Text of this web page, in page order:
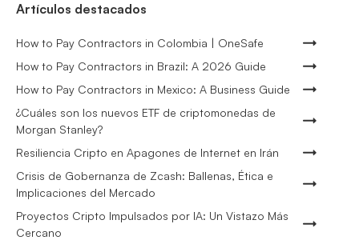
Artículos destacados
How to Pay Contractors in Colombia | OneSafe
How to Pay Contractors in Brazil: A 2026 Guide
How to Pay Contractors in Mexico: A Business Guide
¿Cuáles son los nuevos ETF de criptomonedas de
Morgan Stanley?
Resiliencia Cripto en Apagones de Internet en Irán
Crisis de Gobernanza de Zcash: Ballenas, Ética e
Implicaciones del Mercado
Proyectos Cripto Impulsados por IA: Un Vistazo Más
Cercano